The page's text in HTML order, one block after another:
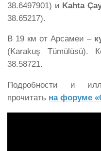
38.6497901) и Kahta
38.65217).
В 19 км от Арсамеи –
(Karakuş Tümülüsü).
38.58721.
Подробности и
прочитать на форуме